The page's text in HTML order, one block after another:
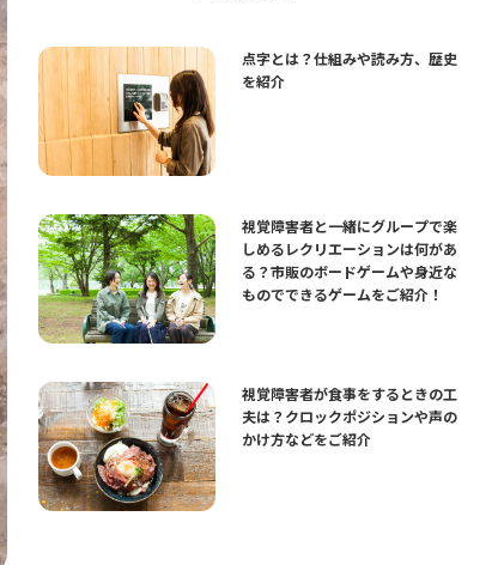
点字とは？仕組みや読み方、歴史
を紹介
視覚障害者と一緒にグループで楽
しめるレクリエーションは何があ
る？市販のボードゲームや身近な
ものでできるゲームをご紹介！
視覚障害者が食事をするときの工
夫は？クロックポジションや声の
かけ方などをご紹介